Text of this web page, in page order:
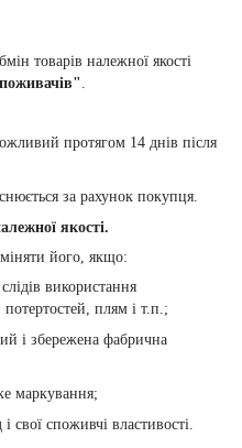
товарів належної якості
.
протягом 14 днів після
за рахунок покупця.
якості.
його, якщо:
використання
плям і т.п.;
і збережена фабрична
маркування;
свої споживчі властивості.